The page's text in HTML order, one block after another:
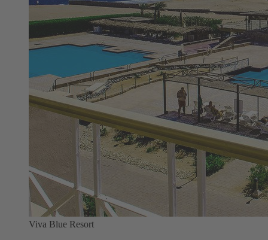
Viva Blue Resort